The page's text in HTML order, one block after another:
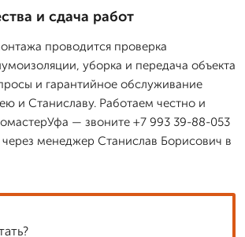
и сдача работ
проводится проверка
уборка и передача объекта
и гарантийное обслуживание
и Станиславу. Работаем честно и
— звоните +7 993 39-88-053
менеджер Станислав Борисович в